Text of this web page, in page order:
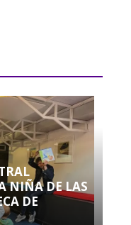
NIÑA DE LAS
DE